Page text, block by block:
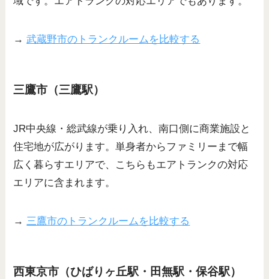
→武蔵野市のトランクルームを比較する
三鷹市（三鷹駅）
JR中央線・総武線が乗り入れ、南口側に商業施設と
住宅地が広がります。単身者からファミリーまで幅
広く暮らすエリアで、こちらもエアトランクの対応
エリアに含まれます。
→三鷹市のトランクルームを比較する
西東京市（ひばりヶ丘駅・田無駅・保谷駅）